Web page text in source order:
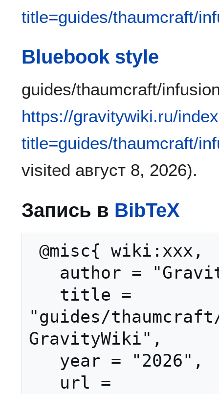
title=guides/thaumcraft/
Bluebook style
guides/thaumcraft/
https://gravitywiki.ru/
title=guides/thaumcraft/
visited август 8, 2026).
Запись в BibTeX
"guides/
GravityWiki",